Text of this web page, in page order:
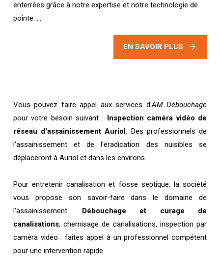
enterrées grâce à notre expertise et notre technologie de
pointe. ...
EN SAVOIR PLUS
Vous pouvez faire appel aux services d'AM Débouchage
pour votre besoin suivant : Inspection caméra vidéo de
réseau d'assainissement Auriol. Des professionnels de
l'assainissement et de l'éradication des nuisibles se
déplaceront à Auriol et dans les environs.
Pour entretenir canalisation et fosse septique, la société
vous propose son savoir-faire dans le domaine de
l'assainissement. Débouchage et curage de
canalisations, chemisage de canalisations, inspection par
caméra vidéo : faites appel à un professionnel compétent
pour une intervention rapide.